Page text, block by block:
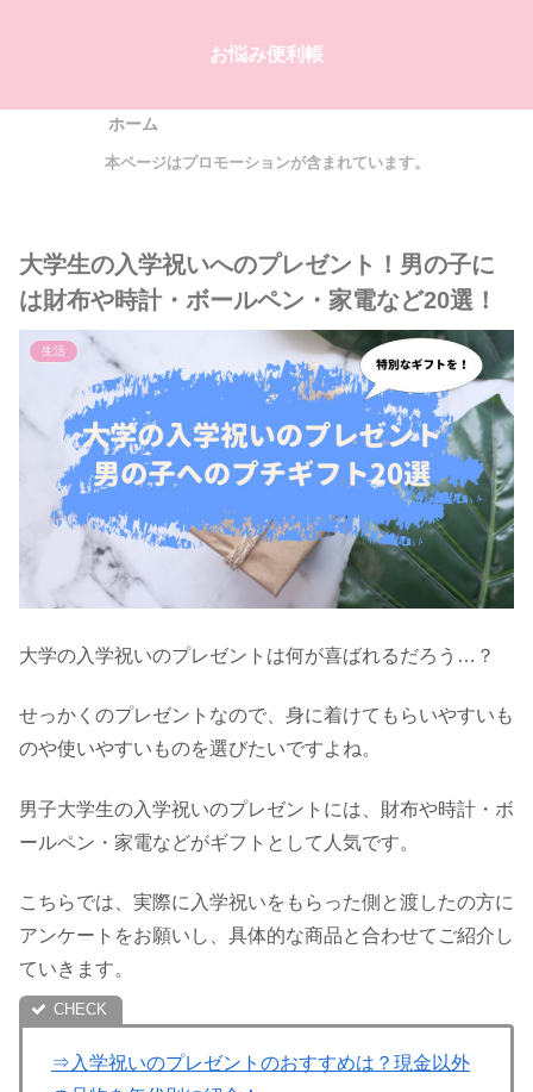
お悩み便利帳
ホーム
本ページはプロモーションが含まれています。
大学生の入学祝いへのプレゼント！男の子に
は財布や時計・ボールペン・家電など20選！
生活
大学の入学祝いのプレゼントは何が喜ばれるだろう…？
せっかくのプレゼントなので、身に着けてもらいやすいも
のや使いやすいものを選びたいですよね。
男子大学生の入学祝いのプレゼントには、財布や時計・ボ
ールペン・家電などがギフトとして人気です。
こちらでは、実際に入学祝いをもらった側と渡したの方に
アンケートをお願いし、具体的な商品と合わせてご紹介し
ていきます。
⇒入学祝いのプレゼントのおすすめは？現金以外